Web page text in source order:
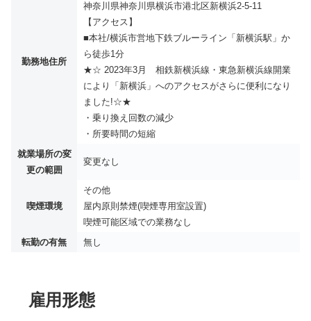
勤務地住所
神奈川県神奈川県横浜市港北区新横浜2-5-11
【アクセス】
■本社/横浜市営地下鉄ブルーライン「新横浜駅」か
ら徒歩1分
★☆ 2023年3月 相鉄新横浜線・東急新横浜線開業
により「新横浜」へのアクセスがさらに便利になり
ました!☆★
・乗り換え回数の減少
・所要時間の短縮
就業場所の変
更の範囲
変更なし
喫煙環境
その他
屋内原則禁煙(喫煙専用室設置)
喫煙可能区域での業務なし
転勤の有無
無し
雇用形態